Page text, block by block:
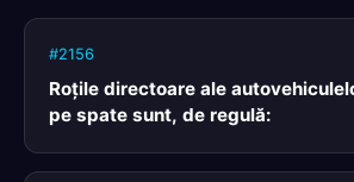
#2156
Roţile directoare ale
pe spate sunt, de regulă: